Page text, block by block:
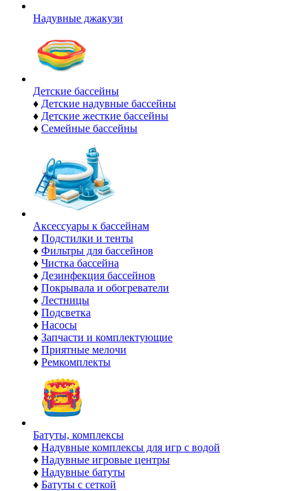
Надувные джакузи
Детские бассейны
♦ Детские надувные бассейны
♦ Детские жесткие бассейны
♦ Семейные бассейны
Аксессуары к бассейнам
♦ Подстилки и тенты
♦ Фильтры для бассейнов
♦ Чистка бассейна
♦ Дезинфекция бассейнов
♦ Покрывала и обогреватели
♦ Лестницы
♦ Подсветка
♦ Насосы
♦ Запчасти и комплектующие
♦ Приятные мелочи
♦ Ремкомплекты
Батуты, комплексы
♦ Надувные комплексы для игр с водой
♦ Надувные игровые центры
♦ Надувные батуты
♦ Батуты с сеткой